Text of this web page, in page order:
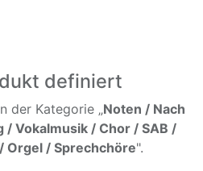
definiert
der Kategorie „Noten / Nach
Vokalmusik / Chor / SAB /
Orgel / Sprechchöre".